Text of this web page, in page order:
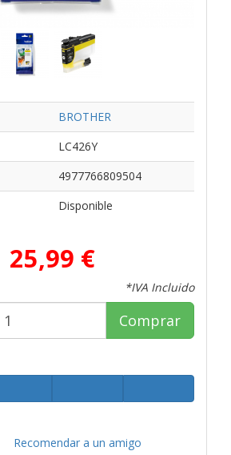
BROTHER
LC426Y
4977766809504
Disponible
25,99 €
*IVA Incluido
Comprar
Recomendar a un amigo